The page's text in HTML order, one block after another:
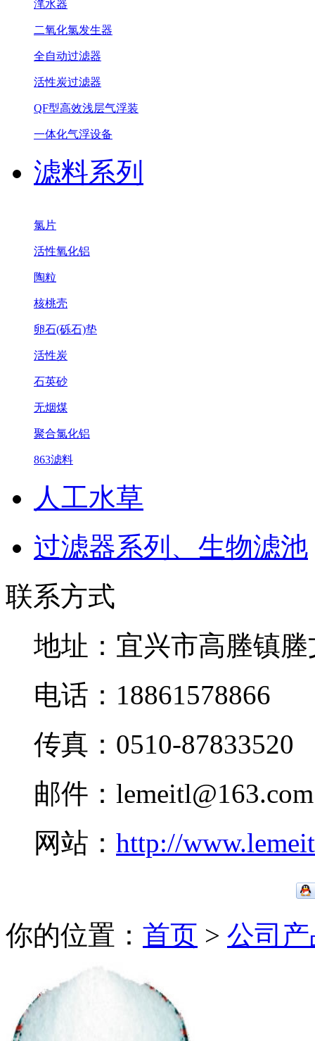
滗水器
二氧化氯发生器
全自动过滤器
活性炭过滤器
QF型高效浅层气浮装
一体化气浮设备
滤料系列
氯片
活性氧化铝
陶粒
核桃壳
卵石(砾石)垫
活性炭
石英砂
无烟煤
聚合氯化铝
863滤料
人工水草
过滤器系列、生物滤池
联系方式
地址：宜兴市高塍镇塍
电话：18861578866
传真：0510-87833520
邮件：lemeitl@163.com
网站： http://
你的位置： 首页 > 公司